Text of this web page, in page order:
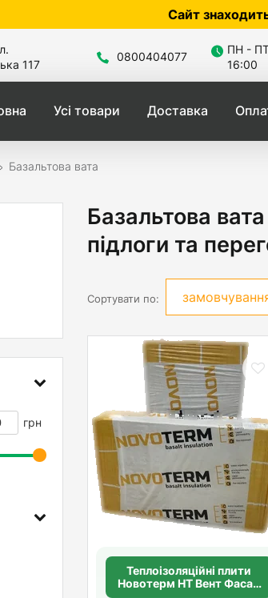
Сайт знаходиться в
117
0800404077
ПН -
16:00
Усі товари Доставка
Базальтова вата
грн
Базальтова
підлоги та
Сортувати по:
Теплоізоляційні плити
Новотерм НТ Вент Фасад